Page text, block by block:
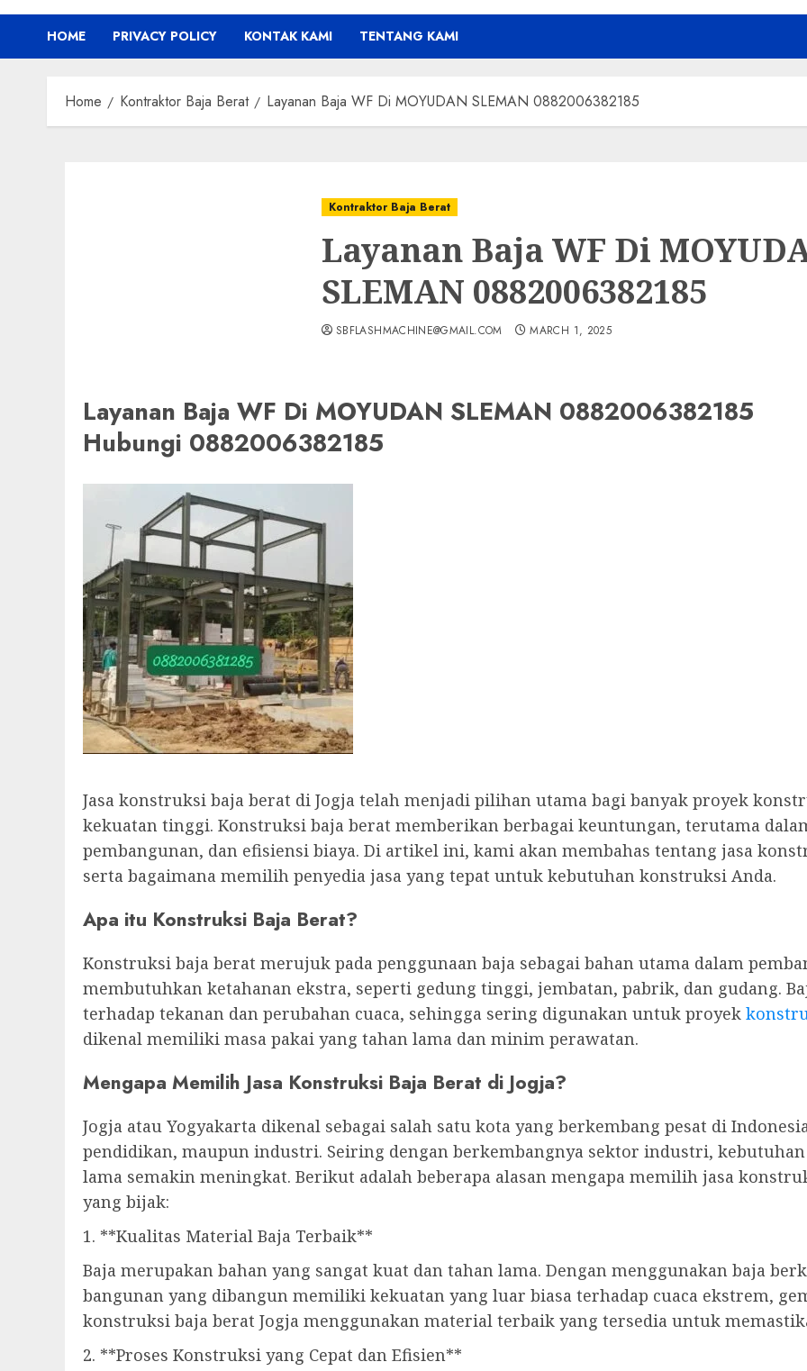
HOME PRIVACY POLICY KONTAK KAMI TENTANG KAMI
Home Kontraktor Baja Berat Layanan Baja WF Di MOYUDAN SLEMAN 0882006382185
Kontraktor Baja Berat
Layanan Baja WF Di
SLEMAN 0882006382185
SBFLASHMACHINE@GMAIL.COM MARCH 1, 2025
Layanan Baja WF Di MOYUDAN SLEMAN 0882006382185
Hubungi 0882006382185
Jasa konstruksi baja berat di Jogja telah menjadi pilihan utama bagi banyak proyek
kekuatan tinggi. Konstruksi baja berat memberikan berbagai keuntungan, terutama
pembangunan, dan efisiensi biaya. Di artikel ini, kami akan membahas tentang jasa
serta bagaimana memilih penyedia jasa yang tepat untuk kebutuhan konstruksi Anda.
Apa itu Konstruksi Baja Berat?
Konstruksi baja berat merujuk pada penggunaan baja sebagai bahan utama dalam
membutuhkan ketahanan ekstra, seperti gedung tinggi, jembatan, pabrik, dan gudang.
terhadap tekanan dan perubahan cuaca, sehingga sering digunakan untuk proyek
dikenal memiliki masa pakai yang tahan lama dan minim perawatan.
Mengapa Memilih Jasa Konstruksi Baja Berat di Jogja?
Jogja atau Yogyakarta dikenal sebagai salah satu kota yang berkembang pesat di
pendidikan, maupun industri. Seiring dengan berkembangnya sektor industri,
lama semakin meningkat. Berikut adalah beberapa alasan mengapa memilih jasa
yang bijak:
1. **Kualitas Material Baja Terbaik**
Baja merupakan bahan yang sangat kuat dan tahan lama. Dengan menggunakan baja
bangunan yang dibangun memiliki kekuatan yang luar biasa terhadap cuaca ekstrem,
konstruksi baja berat Jogja menggunakan material terbaik yang tersedia untuk
2. **Proses Konstruksi yang Cepat dan Efisien**